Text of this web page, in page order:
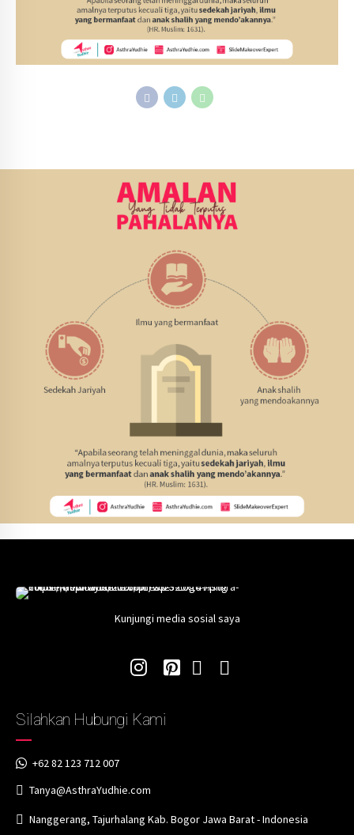
Kunjungi media sosial saya
Silahkan Hubungi Kami
+62 82 123 712 007
Tanya@AsthraYudhie.com
Nanggerang, Tajurhalang Kab. Bogor Jawa Barat - Indonesia